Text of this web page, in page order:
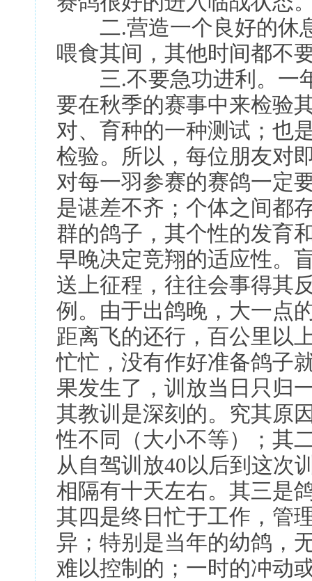
二.营造一个良好的休
喂食其间，其他时间都不
三.不要急功进利。一
要在秋季的赛事中来检验
对、育种的一种测试；也
检验。所以，每位朋友对
对每一羽参赛的赛鸽一定
是谌差不齐；个体之间都
群的鸽子，其个性的发育
早晚决定竞翔的适应性。
送上征程，往往会事得其
例。由于出鸽晚，大一点
距离飞的还行，百公里以
忙忙，没有作好准备鸽子
果发生了，训放当日只归
其教训是深刻的。究其原
性不同（大小不等）；其
从自驾训放40以后到这次
相隔有十天左右。其三是
其四是终日忙于工作，管
异；特别是当年的幼鸽，
难以控制的；一时的冲动